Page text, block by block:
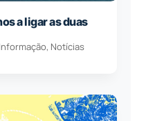
a ligar as duas
Informação, Notícias